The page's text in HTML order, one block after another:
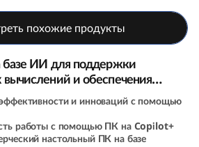
похожие продукты
ИИ для поддержки
и обеспечения
и инноваций с помощью
работы с помощью ПК на Copilot+
настольный ПК на базе